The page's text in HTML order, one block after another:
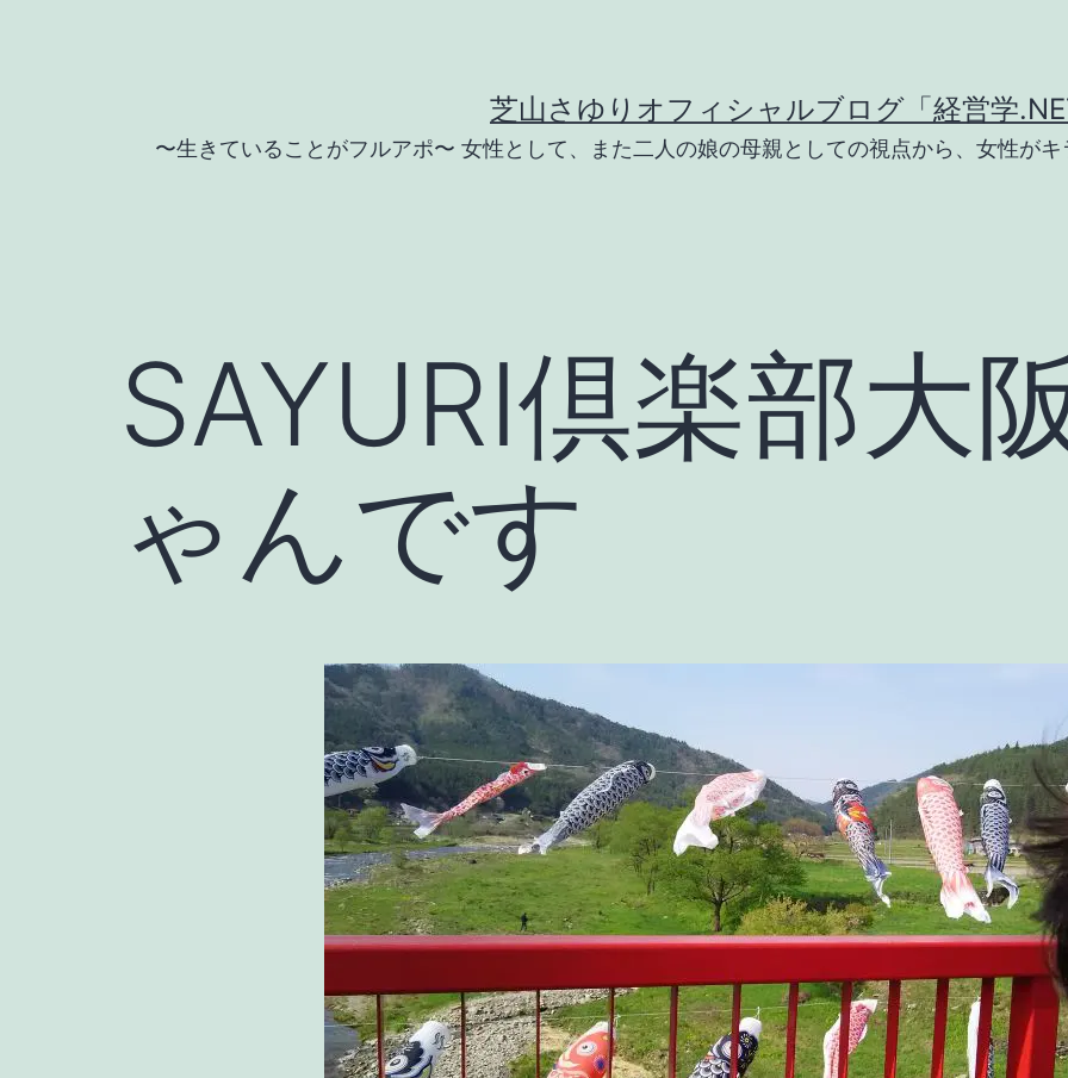
芝山さゆりオフィシャルブログ「経営学
〜生きていることがフルアポ〜 女性として、また二人の娘の母親としての視点から、女性がキ
SAYURI倶楽部大
ゃんです